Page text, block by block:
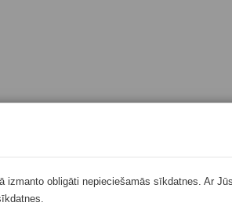
izmanto obligāti nepieciešamās sīkdatnes. Ar